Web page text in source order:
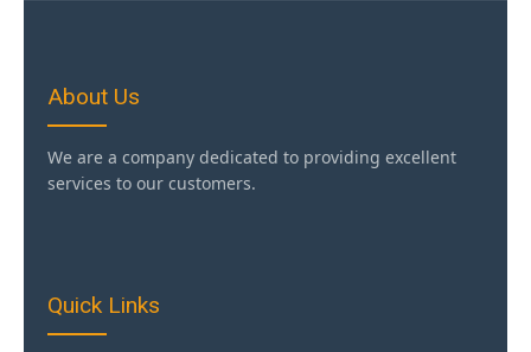
About Us
We are a company dedicated to providing excellent
services to our customers.
Quick Links